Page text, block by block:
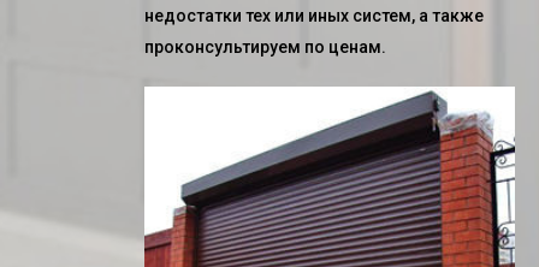
недостатки тех или иных систем, а также
проконсультируем по ценам.